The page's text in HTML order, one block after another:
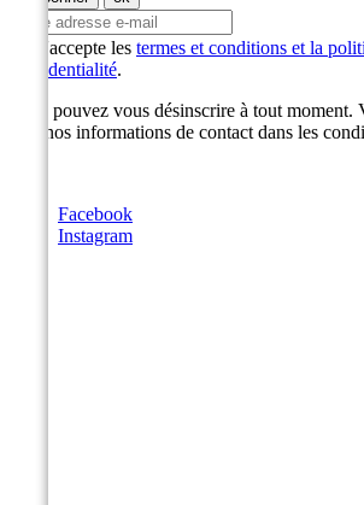
J'accepte les termes et conditions et la
confidentialité.
Vous pouvez vous désinscrire à tout
cela nos informations de contact dans les
Facebook
Instagram